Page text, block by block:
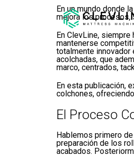
En un mundo donde
mejora los procesos,
En ClevLine,
mantenerse
totalmente innovador
acolchadas, que
marco, centrados,
En esta publicación,
colchones,
El Proceso
Hablemos primero
preparación de los
acabados.